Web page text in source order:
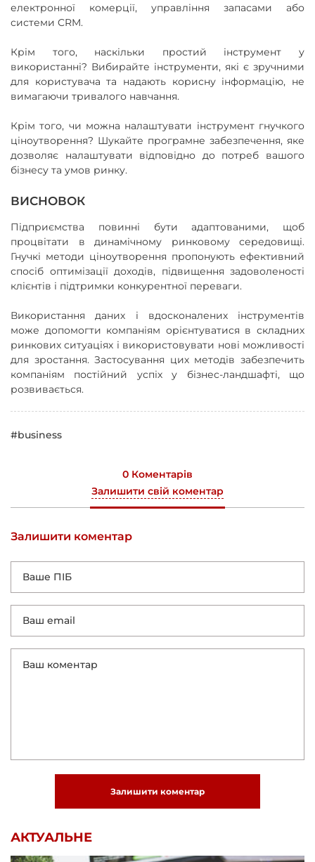
електронної комерції, управління запасами або
системи CRM.
Крім того, наскільки простий інструмент у
використанні? Вибирайте інструменти, які є зручними
для користувача та надають корисну інформацію, не
вимагаючи тривалого навчання.
Крім того, чи можна налаштувати інструмент гнучкого
ціноутворення? Шукайте програмне забезпечення, яке
дозволяє налаштувати відповідно до потреб вашого
бізнесу та умов ринку.
ВИСНОВОК
Підприємства повинні бути адаптованими, щоб
процвітати в динамічному ринковому середовищі.
Гнучкі методи ціноутворення пропонують ефективний
спосіб оптимізації доходів, підвищення задоволеності
клієнтів і підтримки конкурентної переваги.
Використання даних і вдосконалених інструментів
може допомогти компаніям орієнтуватися в складних
ринкових ситуаціях і використовувати нові можливості
для зростання. Застосування цих методів забезпечить
компаніям постійний успіх у бізнес-ландшафті, що
розвивається.
#business
0 Коментарів
Залишити свій коментар
Залишити коментар
Залишити коментар
АКТУАЛЬНЕ